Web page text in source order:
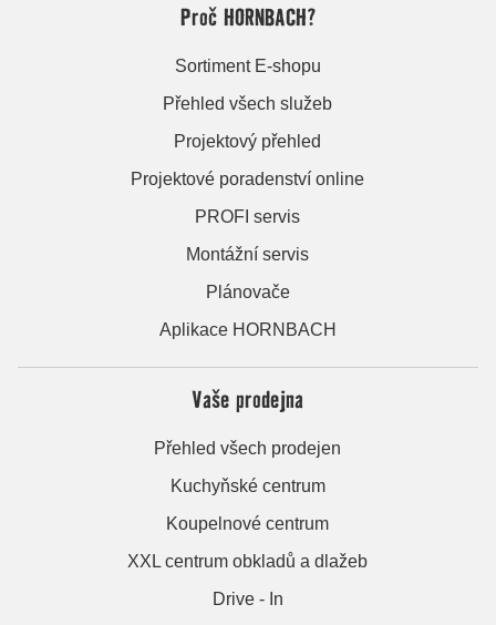
Proč HORNBACH?
Sortiment E-shopu
Přehled všech služeb
Projektový přehled
Projektové poradenství online
PROFI servis
Montážní servis
Plánovače
Aplikace HORNBACH
Vaše prodejna
Přehled všech prodejen
Kuchyňské centrum
Koupelnové centrum
XXL centrum obkladů a dlažeb
Drive - In